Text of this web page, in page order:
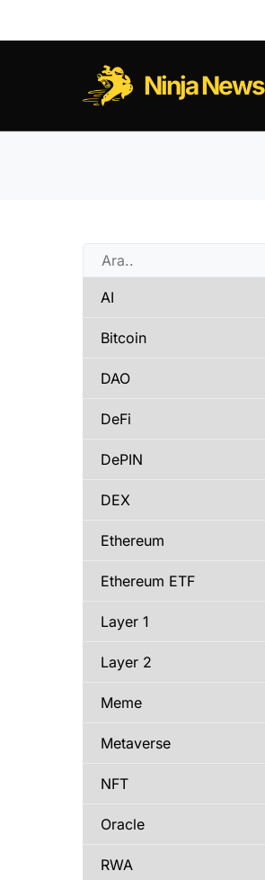
Ninja News
AI
Bitcoin
DAO
DeFi
DePIN
DEX
Ethereum
Ethereum ETF
Layer 1
Layer 2
Meme
Metaverse
NFT
Oracle
RWA